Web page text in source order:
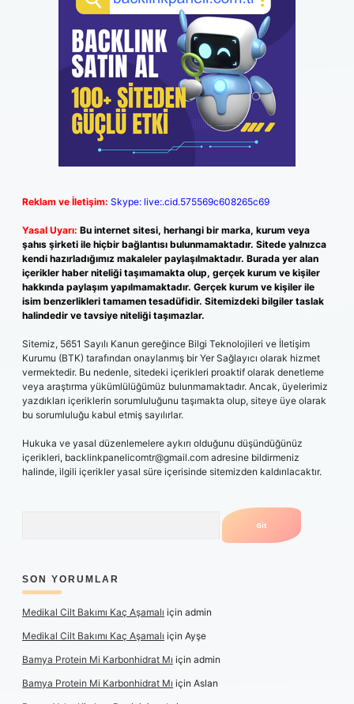
Reklam ve İletişim: Skype: live:.cid.575569c608265c69
Yasal Uyarı: Bu internet sitesi, herhangi bir marka, kurum veya
şahıs şirketi ile hiçbir bağlantısı bulunmamaktadır. Sitede yalnızca
kendi hazırladığımız makaleler paylaşılmaktadır. Burada yer alan
içerikler haber niteliği taşımamakta olup, gerçek kurum ve kişiler
hakkında paylaşım yapılmamaktadır. Gerçek kurum ve kişiler ile
isim benzerlikleri tamamen tesadüfidir. Sitemizdeki bilgiler taslak
halindedir ve tavsiye niteliği taşımazlar.
Sitemiz, 5651 Sayılı Kanun gereğince Bilgi Teknolojileri ve İletişim
Kurumu (BTK) tarafından onaylanmış bir Yer Sağlayıcı olarak hizmet
vermektedir. Bu nedenle, sitedeki içerikleri proaktif olarak denetleme
veya araştırma yükümlülüğümüz bulunmamaktadır. Ancak, üyelerimiz
yazdıkları içeriklerin sorumluluğunu taşımakta olup, siteye üye olarak
bu sorumluluğu kabul etmiş sayılırlar.
Hukuka ve yasal düzenlemelere aykırı olduğunu düşündüğünüz
içerikleri, backlinkpanelicomtr@gmail.com adresine bildirmeniz
halinde, ilgili içerikler yasal süre içerisinde sitemizden kaldırılacaktır.
SON YORUMLAR
Medikal Cilt Bakımı Kaç Aşamalı için admin
Medikal Cilt Bakımı Kaç Aşamalı için Ayşe
Bamya Protein Mi Karbonhidrat Mı için admin
Bamya Protein Mi Karbonhidrat Mı için Aslan